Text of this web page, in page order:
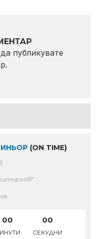
публикувате
(ON TIME)
00 00
СЕКУДНИ